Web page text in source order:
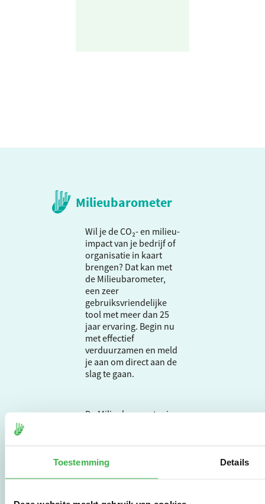
Toestemming Details
Milieubarometer
Wil je de CO₂- en milieu-
impact van je bedrijf of
organisatie in kaart
brengen? Dat kan met
de Milieubarometer,
een zeer
gebruiksvriendelijke
tool met meer dan 25
jaar ervaring. Begin nu
met effectief
verduurzamen en meld
je aan om direct aan de
slag te gaan.
De Milieubarometer is
vertaalt de groeiende